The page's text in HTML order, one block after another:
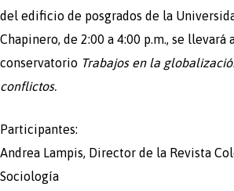
del edificio de posgrados de la
Chapinero, de 2:00 a 4:00 p.m., se llevará
conservatorio Trabajos en la
conflictos.
Participantes:
Andrea Lampis, Director de la Revista
Sociología